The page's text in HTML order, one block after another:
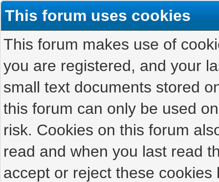
This forum uses cookies
This forum makes use of
you are registered, and your
small text documents stored
this forum can only be used
risk. Cookies on this forum
read and when you last read
accept or reject these cookies